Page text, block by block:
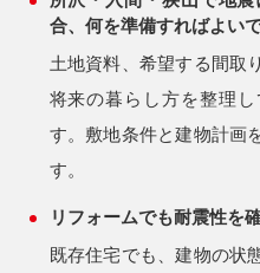
合、何を準備すればよい
土地資料、希望する間取
将来の暮らし方を整理
す。敷地条件と建物計画
す。
リフォームでも耐震性を
既存住宅でも、建物の状